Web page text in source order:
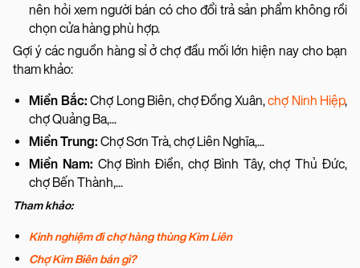
nên hỏi xem người bán có cho đổi trả sản phẩm không rồi
chọn cửa hàng phù hợp.
Gợi ý các nguồn hàng sỉ ở chợ đầu mối lớn hiện nay cho bạn
tham khảo:
Miền Bắc: Chợ Long Biên, chợ Đồng Xuân,chợ Ninh Hiệp,
chợ Quảng Ba,...
Miền Trung: Chợ Sơn Trà, chợ Liên Nghĩa,...
Miền Nam: Chợ Bình Điền, chợ Bình Tây, chợ Thủ Đức,
chợ Bến Thành,...
Tham khảo:
Kinh nghiệm đi chợ hàng thùng Kim Liên
Chợ Kim Biên bán gì?